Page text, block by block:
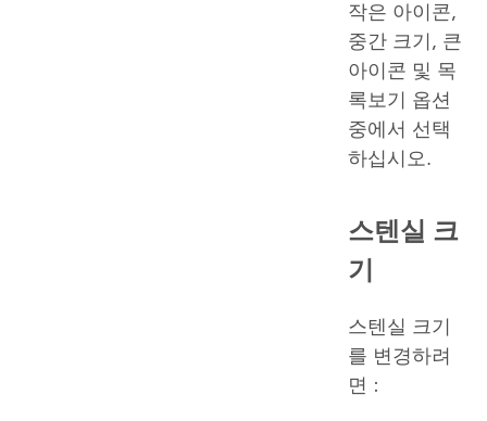
작은 아이콘,
중간 크기, 큰
아이콘 및 목
록보기 옵션
중에서 선택
하십시오.
스텐실 크
기
스텐실 크기
를 변경하려
면 :